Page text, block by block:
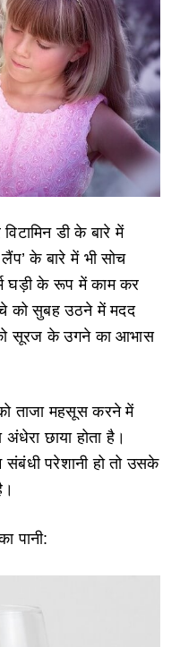
डी के बारे में
के बारे में भी सोच
घड़ी के रूप में काम कर
को सुबह उठने में मदद
सूरज के उगने का आभास
ताजा महसूस करने में
छाया होता है।
संबंधी परेशानी हो तो उसके
पानी: